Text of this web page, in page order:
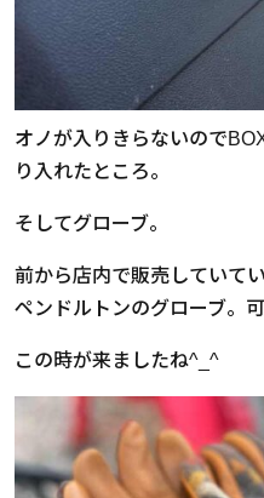
オノが入りきらないので
り入れたところ。
そしてグローブ。
前から店内で販売していて
ペンドルトンのグローブ。
この時が来ましたね^_^